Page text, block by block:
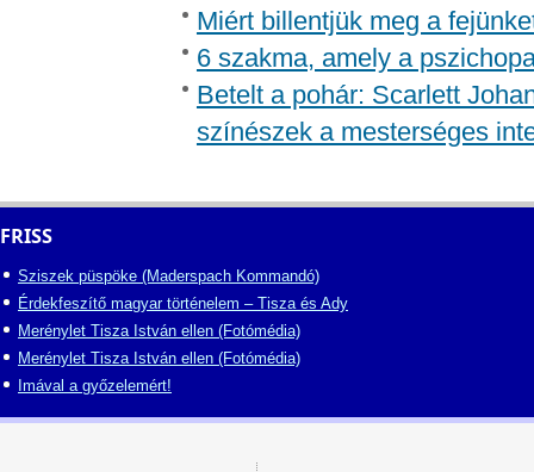
Miért billentjük meg a
6 szakma, amely a
Betelt a pohár: Scarlett
színészek a mesterséges
FRISS
Sziszek püspöke (Maderspach Kommandó)
Érdekfeszítő magyar történelem – Tisza és Ady
Merénylet Tisza István ellen (Fotómédia)
Merénylet Tisza István ellen (Fotómédia)
Imával a győzelemért!